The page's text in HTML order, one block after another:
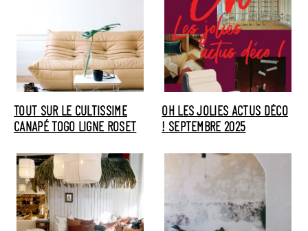
TOUT SUR LE CULTISSIME
CANAPÉ TOGO LIGNE ROSET
OH LES JOLIES ACTUS DÉCO
! SEPTEMBRE 2025